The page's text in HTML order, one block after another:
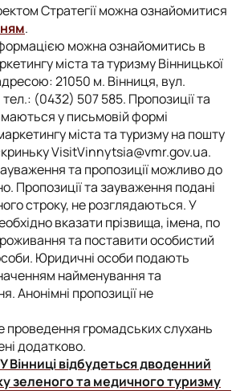
Стратегії можна ознайомитися
.
можна ознайомитись в
міста та туризму Вінницької
21050 м. Вінниця, вул.
(0432) 507 585. Пропозиції та
у письмовій формі
міста та туризму на пошту
VisitVinnytsia@vmr.gov.ua.
та пропозиції можливо до
Пропозиції та зауваження подані
строку, не розглядаються. У
вказати прізвища, імена, по
та поставити особистий
Юридичні особи подають
найменування та
Анонімні пропозиції не
проведення громадських слухань
додатково.
У Вінниці відбудеться дводенний
зеленого та медичного туризму